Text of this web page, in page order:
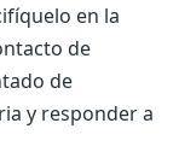
en la
de
de
y responder a